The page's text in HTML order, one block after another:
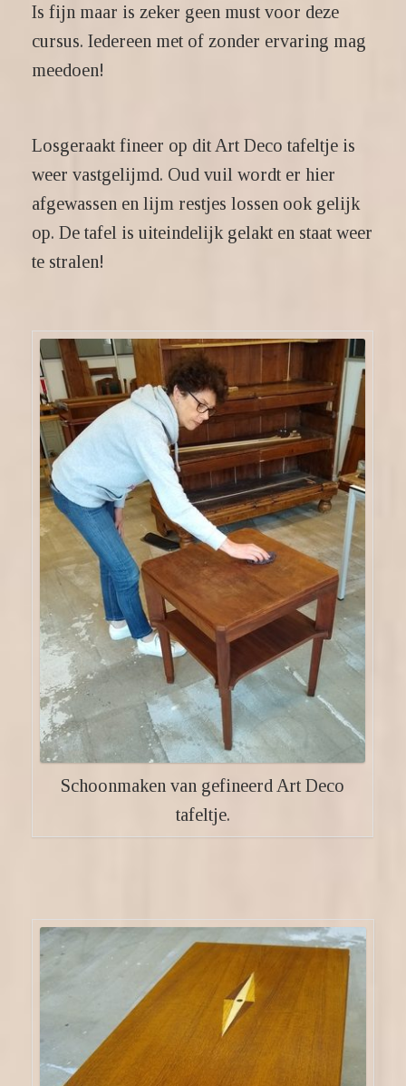
Is fijn maar is zeker geen must voor deze
cursus. Iedereen met of zonder ervaring mag
meedoen!
Losgeraakt fineer op dit Art Deco tafeltje is
weer vastgelijmd. Oud vuil wordt er hier
afgewassen en lijm restjes lossen ook gelijk
op. De tafel is uiteindelijk gelakt en staat weer
te stralen!
Schoonmaken van gefineerd Art Deco
tafeltje.